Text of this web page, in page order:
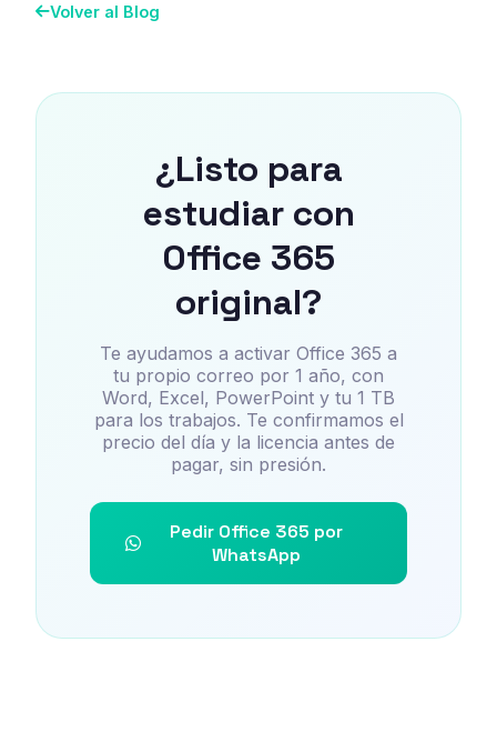
Volver al Blog
¿Listo para
estudiar con
Office 365
original?
Te ayudamos a activar Office 365 a
tu propio correo por 1 año, con
Word, Excel, PowerPoint y tu 1 TB
para los trabajos. Te confirmamos el
precio del día y la licencia antes de
pagar, sin presión.
Pedir Office 365 por
WhatsApp